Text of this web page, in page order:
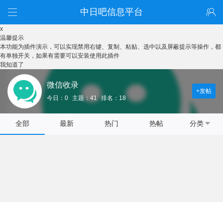
中日吧信息平台
x
温馨提示
本功能为插件演示，可以实现禁用右键、复制、粘贴、选中以及屏蔽提示等操作，都
有单独开关，如果有需要可以安装使用此插件
我知道了
微信收录
今日：0 主题：41 排名：18
+发帖
全部 最新 热门 热帖 分类